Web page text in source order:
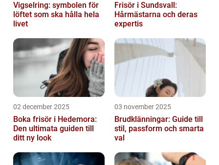
Vigselring: symbolen för
löftet som ska hålla hela
livet
Frisör i Sundsvall:
Hårmästarna och deras
expertis
02 december 2025
Boka frisör i Hedemora:
Den ultimata guiden till
ditt ny look
03 november 2025
Brudklänningar: Guide till
stil, passform och smarta
val